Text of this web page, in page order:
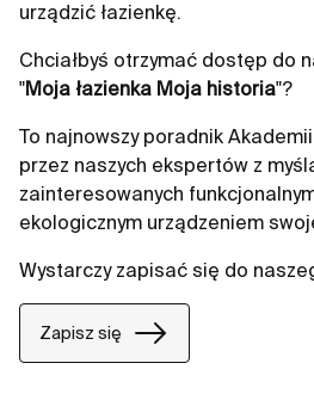
urządzić łazienkę.
Chciałbyś otrzymać dostęp do
"Moja łazienka Moja historia"?
To najnowszy poradnik
przez naszych ekspertów z
zainteresowanych
ekologicznym urządzeniem
Wystarczy zapisać się do
Zapisz się